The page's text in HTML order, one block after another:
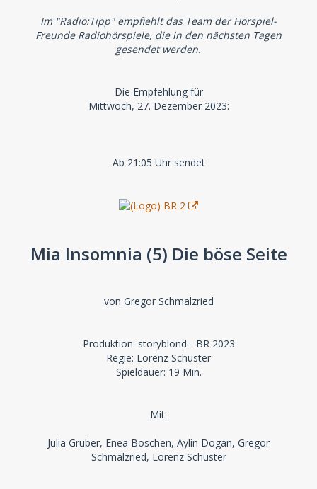
Im "Radio:Tipp" empfiehlt das Team der Hörspiel-
Freunde Radiohörspiele, die in den nächsten Tagen
gesendet werden.
Die Empfehlung für
Mittwoch, 27. Dezember 2023:
Ab 21:05 Uhr sendet
Mia Insomnia (5) Die böse Seite
von Gregor Schmalzried
Produktion: storyblond - BR 2023
Regie: Lorenz Schuster
Spieldauer: 19 Min.
Mit:
Julia Gruber, Enea Boschen, Aylin Dogan, Gregor
Schmalzried, Lorenz Schuster